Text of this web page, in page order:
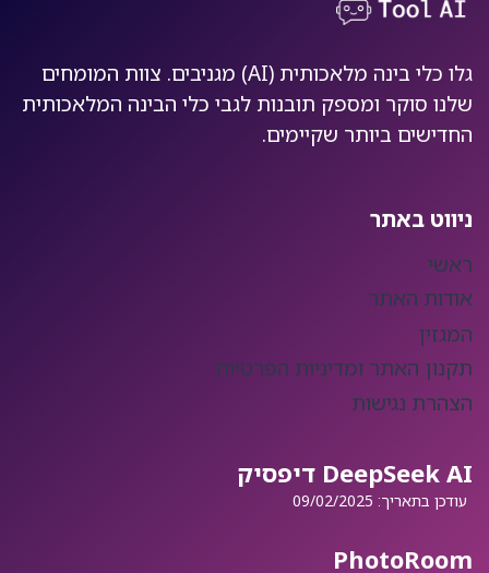
גלו כלי בינה מלאכותית (AI) מגניבים. צוות המומחים
שלנו סוקר ומספק תובנות לגבי כלי הבינה המלאכותית
החדישים ביותר שקיימים.
ניווט באתר
ראשי
אודות האתר
המגזין
תקנון האתר ומדיניות הפרטיות
הצהרת נגישות
DeepSeek AI דיפסיק
עודכן בתאריך: 09/02/2025
PhotoRoom